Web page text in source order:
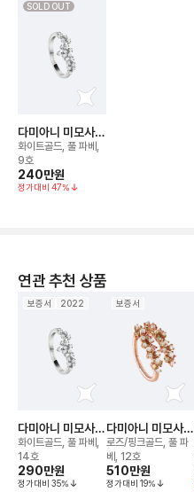
SOLD OUT
다미아니 미모사
링
화이트골드, 풀 파베,
9호
240만원
정가대비 47%
연관 추천 상품
보증서 2022
다미아니 미모사
링
화이트골드, 풀 파베,
14호
290만원
정가대비 35%
보증서
다미아니 미모사 2
줄 링
로즈/핑크골드, 풀 파
베, 12호
510만원
정가대비 19%